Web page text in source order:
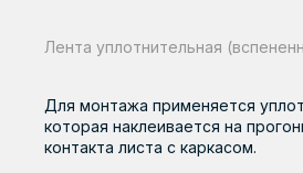
Лента уплотнительная
Для монтажа применяется
которая наклеивается на
контакта листа с каркасом.